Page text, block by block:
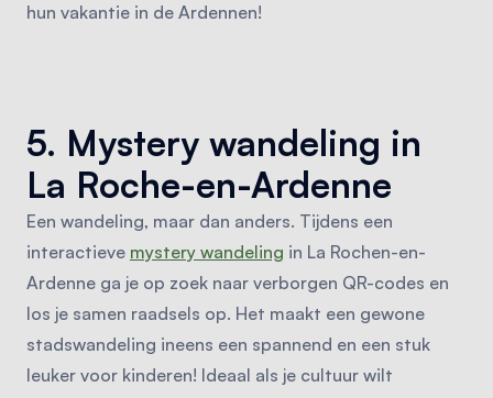
hun vakantie in de Ardennen!
5. Mystery wandeling in
La Roche-en-Ardenne
Een wandeling, maar dan anders. Tijdens een
interactieve mystery wandeling in La Rochen-en-
Ardenne ga je op zoek naar verborgen QR-codes en
los je samen raadsels op. Het maakt een gewone
stadswandeling ineens een spannend en een stuk
leuker voor kinderen! Ideaal als je cultuur wilt